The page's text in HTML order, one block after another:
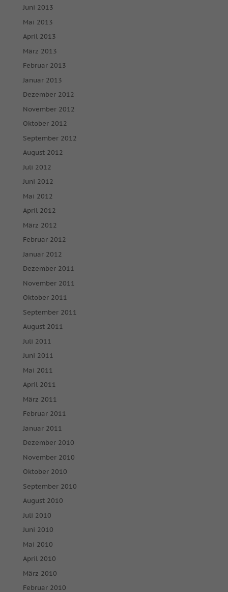
Juni 2013
Mai 2013
April 2013
März 2013
Februar 2013
Januar 2013
Dezember 2012
November 2012
Oktober 2012
September 2012
August 2012
Juli 2012
Juni 2012
Mai 2012
April 2012
März 2012
Februar 2012
Januar 2012
Dezember 2011
November 2011
Oktober 2011
September 2011
August 2011
Juli 2011
Juni 2011
Mai 2011
April 2011
März 2011
Februar 2011
Januar 2011
Dezember 2010
November 2010
Oktober 2010
September 2010
August 2010
Juli 2010
Juni 2010
Mai 2010
April 2010
März 2010
Februar 2010